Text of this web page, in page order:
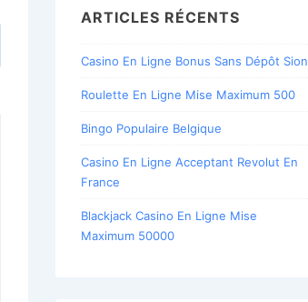
ARTICLES RÉCENTS
Casino En Ligne Bonus Sans Dépôt Sion
Roulette En Ligne Mise Maximum 500
Bingo Populaire Belgique
Casino En Ligne Acceptant Revolut En
France
Blackjack Casino En Ligne Mise
Maximum 50000